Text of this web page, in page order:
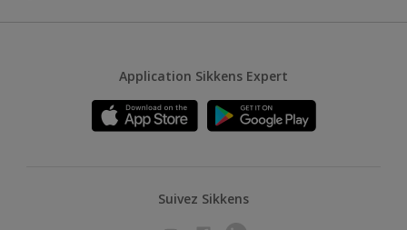
Application Sikkens Expert
Suivez Sikkens